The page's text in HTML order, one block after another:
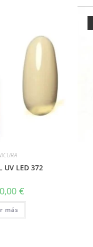
UV LED 372
€
más